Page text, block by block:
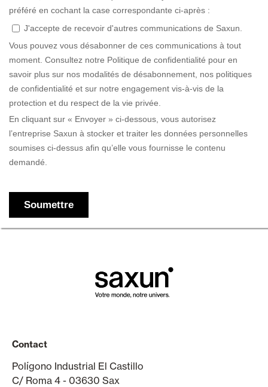
Contact
Polígono Industrial El Castillo
C/ Roma 4 - 03630 Sax